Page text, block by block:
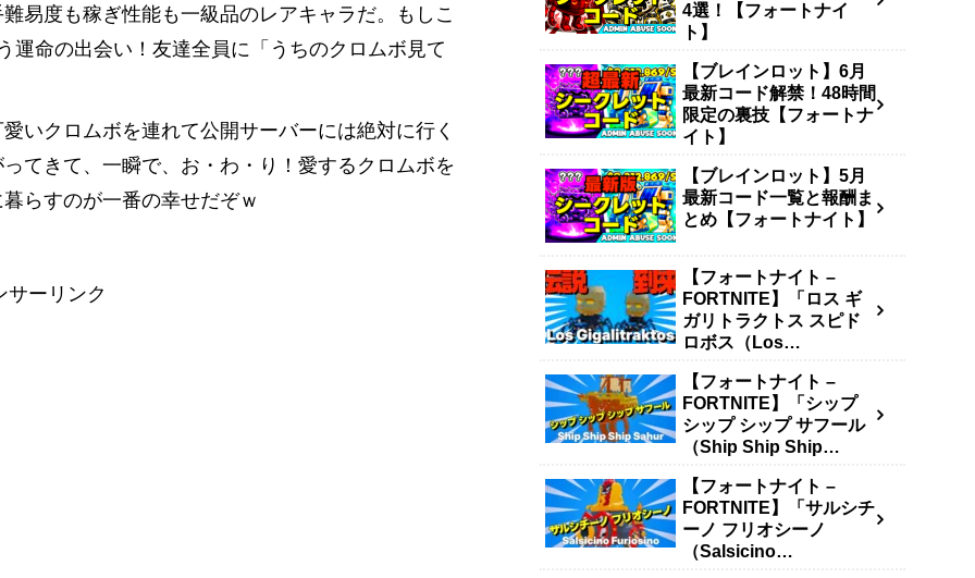
易度も稼ぎ性能も一級品のレアキャラだ。もしこ
運命の出会い！友達全員に「うちのクロムボ見て
いクロムボを連れて公開サーバーには絶対に行く
てきて、一瞬で、お・わ・り！愛するクロムボを
らすのが一番の幸せだぞｗ
サーリンク
4選！【フォートナイ
ト】
【ブレインロット】6月
最新コード解禁！48時間
限定の裏技【フォートナ
イト】
【ブレインロット】5月
最新コード一覧と報酬ま
とめ【フォートナイト】
【フォートナイト –
FORTNITE】「ロス ギ
ガリトラクトス スピド
ロボス（Los
方法・確率・キャッシュ
生成量まとめ【ブレイン
ロットを盗む – STEAL
THE BRAINROT】
【フォートナイト –
FORTNITE】「シップ
シップ シップ サフール
（Ship Ship Ship
確率・キャッシュ生成量
まとめ【ブレインロット
を盗む – STEAL THE
BRAINROT】
【フォートナイト –
FORTNITE】「サルシチ
ーノ フリオシーノ
（Salsicino